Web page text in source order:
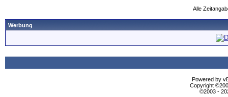
Alle
Werbung
Powered by
Copyright
©2003 -